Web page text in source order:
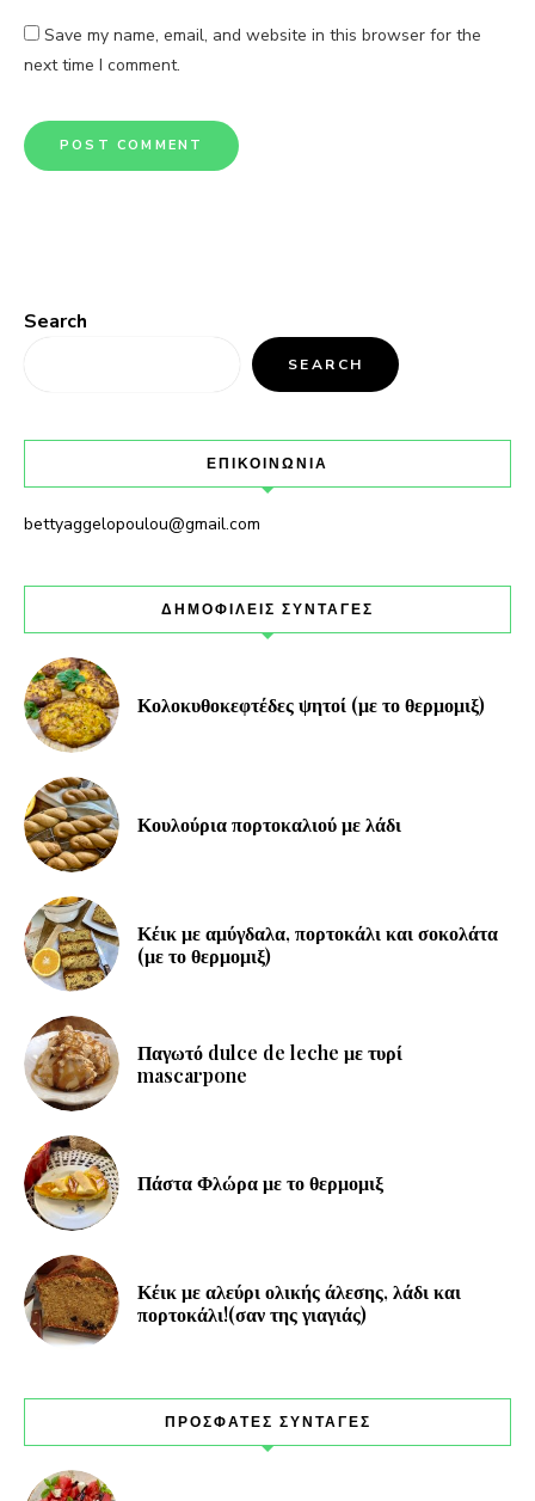
Save my name, email, and website in this browser for the
next time I comment.
Search
SEARCH
ΕΠΙΚΟΙΝΩΝΙΑ
bettyaggelopoulou@gmail.com
ΔΗΜΟΦΙΛΕΙΣ ΣΥΝΤΑΓΕΣ
Κολοκυθοκεφτέδες ψητοί (με το θερμομιξ)
Κουλούρια πορτοκαλιού με λάδι
Κέικ με αμύγδαλα, πορτοκάλι και σοκολάτα
(με το θερμομιξ)
Παγωτό dulce de leche με τυρί
mascarpone
Πάστα Φλώρα με το θερμομιξ
Κέικ με αλεύρι ολικής άλεσης, λάδι και
πορτοκάλι!(σαν της γιαγιάς)
ΠΡΟΣΦΑΤΕΣ ΣΥΝΤΑΓΕΣ